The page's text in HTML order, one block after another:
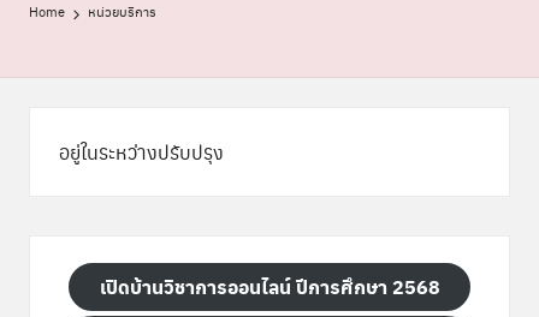
า
ร
o
e
Home หน่วยบริการ
อยู่ในระหว่างปรับปรุง
เปิดบ้านวิชาการออนไลน์ ปีการศึกษา 2568